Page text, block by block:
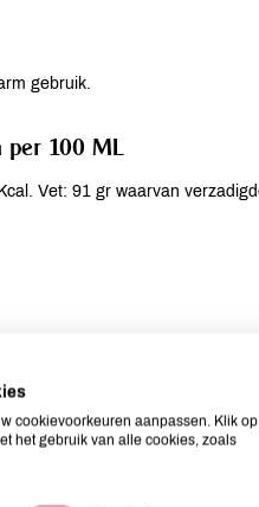
gebruik.
per 100 ML
Vet: 91 gr waarvan
niet aanwezig
cookievoorkeuren aanpassen. Klik op
het gebruik van alle cookies, zoals